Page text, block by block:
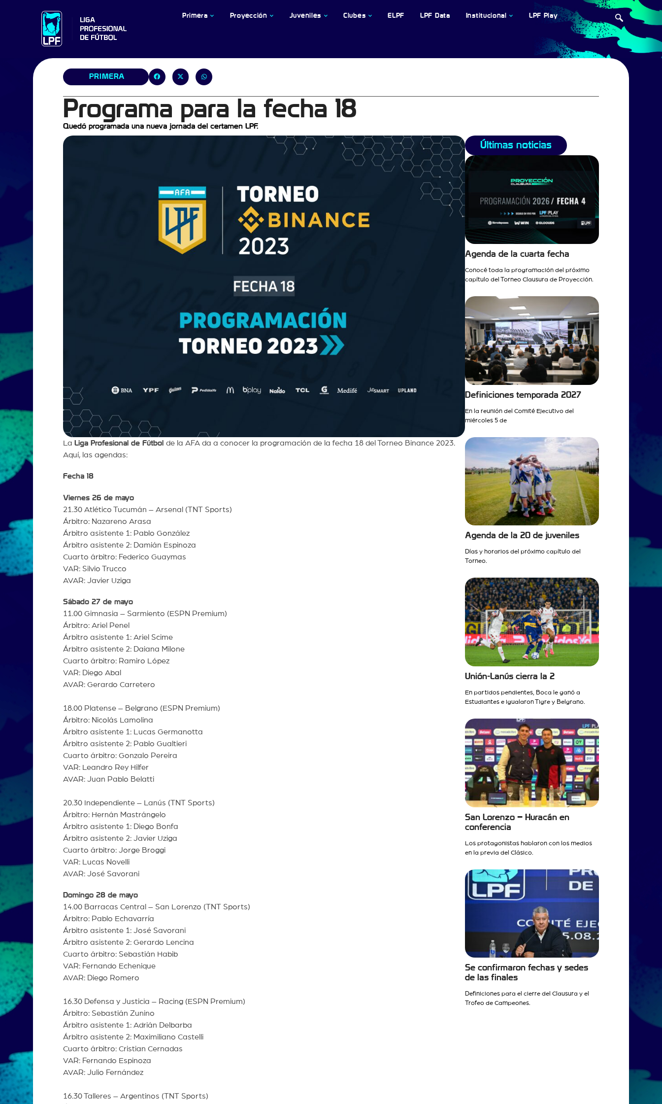
Primera Proyección Juveniles Clubes ELPF LPF Data Institucional LPF Play
PRIMERA
Programa para la fecha 18
Quedó programada una nueva jornada del certamen LPF.
La Liga Profesional de Fútbol de la AFA da a conocer la programación de la fecha 18 del Torneo Binance 2023.
Aquí, las agendas:
Fecha 18
Viernes 26 de mayo
21.30 Atlético Tucumán – Arsenal (TNT Sports)
Árbitro: Nazareno Arasa
Árbitro asistente 1: Pablo González
Árbitro asistente 2: Damián Espinoza
Cuarto árbitro: Federico Guaymas
VAR: Silvio Trucco
AVAR: Javier Uziga
Sábado 27 de mayo
11.00 Gimnasia – Sarmiento (ESPN Premium)
Árbitro: Ariel Penel
Árbitro asistente 1: Ariel Scime
Árbitro asistente 2: Daiana Milone
Cuarto árbitro: Ramiro López
VAR: Diego Abal
AVAR: Gerardo Carretero
18.00 Platense – Belgrano (ESPN Premium)
Árbitro: Nicolás Lamolina
Árbitro asistente 1: Lucas Germanotta
Árbitro asistente 2: Pablo Gualtieri
Cuarto árbitro: Gonzalo Pereira
VAR: Leandro Rey Hilfer
AVAR: Juan Pablo Belatti
20.30 Independiente – Lanús (TNT Sports)
Árbitro: Hernán Mastrángelo
Árbitro asistente 1: Diego Bonfa
Árbitro asistente 2: Javier Uziga
Cuarto árbitro: Jorge Broggi
VAR: Lucas Novelli
AVAR: José Savorani
Domingo 28 de mayo
14.00 Barracas Central – San Lorenzo (TNT Sports)
Árbitro: Pablo Echavarría
Árbitro asistente 1: José Savorani
Árbitro asistente 2: Gerardo Lencina
Cuarto árbitro: Sebastián Habib
VAR: Fernando Echenique
AVAR: Diego Romero
16.30 Defensa y Justicia – Racing (ESPN Premium)
Árbitro: Sebastián Zunino
Árbitro asistente 1: Adrián Delbarba
Árbitro asistente 2: Maximiliano Castelli
Cuarto árbitro: Cristian Cernadas
VAR: Fernando Espinoza
AVAR: Julio Fernández
16.30 Talleres – Argentinos (TNT Sports)
Últimas noticias
Agenda de la cuarta fecha
Conocé toda la programación del próximo
capítulo del Torneo Clausura de Proyección.
Definiciones temporada 2027
En la reunión del Comité Ejecutivo del
miércoles 5 de
Agenda de la 20 de juveniles
Días y horarios del próximo capítulo del
Torneo.
Unión-Lanús cierra la 2
En partidos pendientes, Boca le ganó a
Estudiantes e igualaron Tigre y Belgrano.
San Lorenzo – Huracán en
conferencia
Los protagonistas hablaron con los medios
en la previa del Clásico.
Se confirmaron fechas y sedes
de las finales
Definiciones para el cierre del Clausura y el
Trofeo de Campeones.